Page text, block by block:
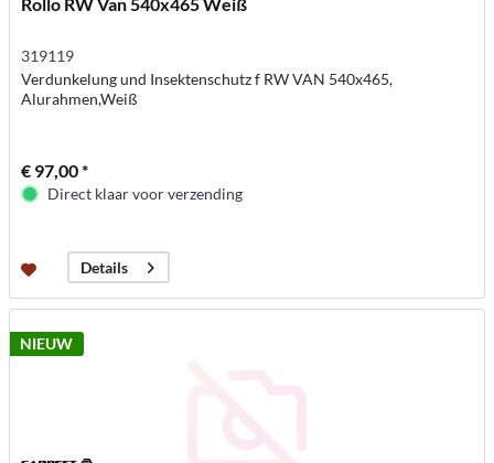
319119
Verdunkelung und Insektenschutz f RW VAN 540x465,
Alurahmen,Weiß
€ 97,00 *
Direct klaar voor verzending
Details
NIEUW